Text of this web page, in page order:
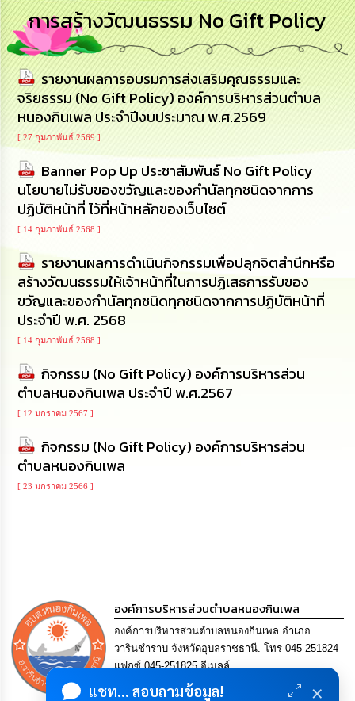
การ
บริหาร
งาน
การ
ส่ง
เสริม
ความ
โปร่งใส
การ
จัด
ซื้อ
จัด
จ้าง
การ
เงิน
การ
คลัง
นโยบาย
No
Gift
Policy
การ
ดำเนิน
การ
เพื่อ
เสริม
คุณธรรม
และ
ความ
โปร่งใส
การสร้างวัฒนธรรม No Gift Policy
รายงานผลการอบรมการส่งเสริมคุณธรรมและ
จริยธรรม (No Gift Policy) องค์การบริหารส่วนตำบล
หนองกินเพล ประจำปีงบประมาณ พ.ศ.2569
[ 27 กุมภาพันธ์ 2569 ]
Banner Pop Up ประชาสัมพันธ์ No Gift Policy
นโยบายไม่รับของขวัญและของกำนัลทุกชนิดจากการ
ปฏิบัติหน้าที่ ไว้ที่หน้าหลักของเว็บไซต์
[ 14 กุมภาพันธ์ 2568 ]
รายงานผลการดำเนินกิจกรรมเพื่อปลุกจิตสำนึกหรือ
สร้างวัฒนธรรมให้เจ้าหน้าที่ในการปฏิเสธการรับของ
ขวัญและของกํานัลทุกชนิดทุกชนิดจากการปฏิบัติหน้าที่
ประจำปี พ.ศ. 2568
[ 14 กุมภาพันธ์ 2568 ]
กิจกรรม (No Gift Policy) องค์การบริหารส่วน
ตำบลหนองกินเพล ประจำปี พ.ศ.2567
[ 12 มกราคม 2567 ]
กิจกรรม (No Gift Policy) องค์การบริหารส่วน
ตำบลหนองกินเพล
[ 23 มกราคม 2566 ]
องค์การบริหารส่วนตำบลหนองกินเพล
องค์การบริหารส่วนตำบลหนองกินเพล อำเภอ
วารินชำราบ จังหวัดอุบลราชธานี. โทร 045-251824
แฟกซ์ 045-251825 อีเมลล์
saraban@nongkinphen.go.th
แชท... สอบถามข้อมูล! ×